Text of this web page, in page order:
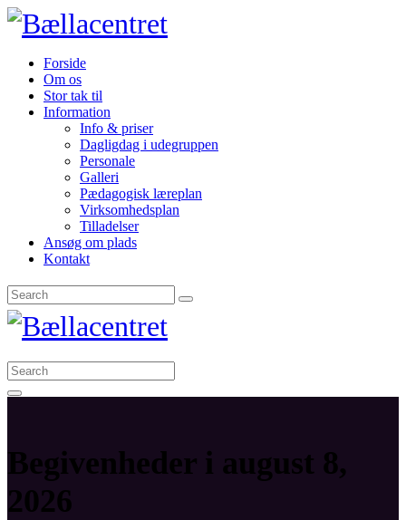
Forside
Om os
Stor tak til
Information
Info & priser
Dagligdag i udegruppen
Personale
Galleri
Pædagogisk læreplan
Virksomhedsplan
Tilladelser
Ansøg om plads
Kontakt
Begivenheder i august 8,
2026